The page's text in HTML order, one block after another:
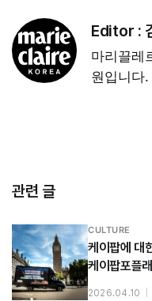
Editor :
마리끌레
원입니다.
관련 글
CULTURE
케이팝에 대
케이팝포플
2026.04.10